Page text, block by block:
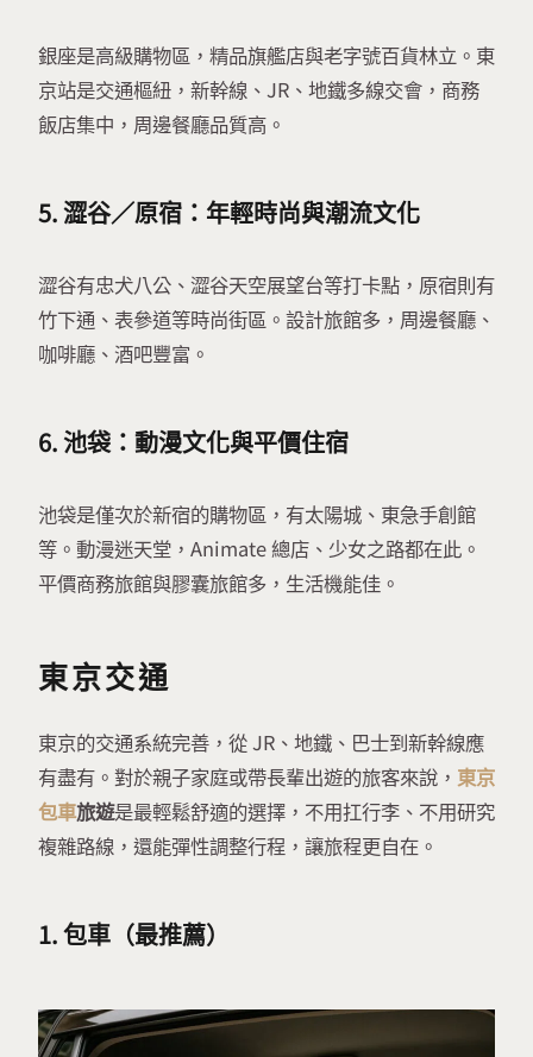
銀座是高級購物區，精品旗艦店與老字號百貨林立。東
京站是交通樞紐，新幹線、JR、地鐵多線交會，商務
飯店集中，周邊餐廳品質高。
5.澀谷／原宿：年輕時尚與潮流文化
澀谷有忠犬八公、澀谷天空展望台等打卡點，原宿則有
竹下通、表參道等時尚街區。設計旅館多，周邊餐廳、
咖啡廳、酒吧豐富。
6.池袋：動漫文化與平價住宿
池袋是僅次於新宿的購物區，有太陽城、東急手創館
等。動漫迷天堂，Animate 總店、少女之路都在此。
平價商務旅館與膠囊旅館多，生活機能佳。
東京交通
東京的交通系統完善，從 JR、地鐵、巴士到新幹線應
有盡有。對於親子家庭或帶長輩出遊的旅客來說， 東京
包車旅遊是最輕鬆舒適的選擇，不用扛行李、不用研究
複雜路線，還能彈性調整行程，讓旅程更自在。
1. 包車（最推薦）